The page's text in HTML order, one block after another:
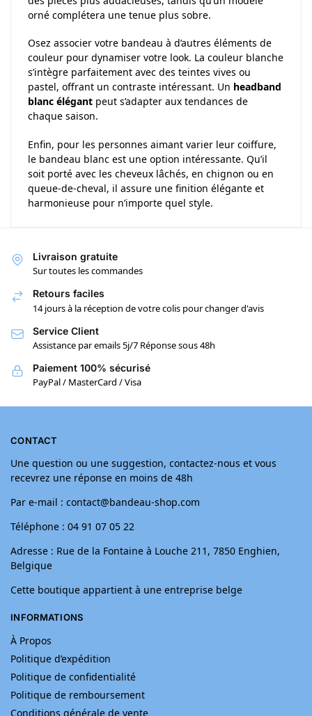
orné complétera une tenue plus sobre.
Osez associer votre bandeau à d’autres éléments de
couleur pour dynamiser votre look. La couleur blanche
s’intègre parfaitement avec des teintes vives ou
pastel, offrant un contraste intéressant. Un headband
blanc élégant peut s’adapter aux tendances de
chaque saison.
Enfin, pour les personnes aimant varier leur coiffure,
le bandeau blanc est une option intéressante. Qu’il
soit porté avec les cheveux lâchés, en chignon ou en
queue-de-cheval, il assure une finition élégante et
harmonieuse pour n’importe quel style.
Livraison gratuite
Sur toutes les commandes
Retours faciles
14 jours à la réception de votre colis pour changer d'avis
Service Client
Assistance par emails 5j/7 Réponse sous 48h
Paiement 100% sécurisé
PayPal / MasterCard / Visa
CONTACT
Une question ou une suggestion, contactez-nous et vous
recevrez une réponse en moins de 48h
Par e-mail : contact@bandeau-shop.com
Téléphone : 04 91 07 05 22
Adresse : Rue de la Fontaine à Louche 211, 7850 Enghien,
Belgique
Cette boutique appartient à une entreprise belge
INFORMATIONS
À Propos
Politique d’expédition
Politique de confidentialité
Politique de remboursement
Conditions générale de vente